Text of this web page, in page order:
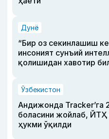
Дунё
“Бир оз секинлашиш
инсоният сунъий
қолишидан хавотир
Ўзбекистон
Андижонда Tracker’га
боласини жойлаб, ЙТҲ
ҳукми ўқилди